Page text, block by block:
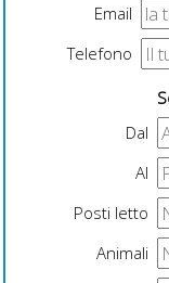
Email
Telefono
Dal
Al
Posti letto
Animali